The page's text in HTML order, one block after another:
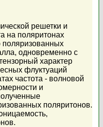
решетки и
на поляритонах
поляризованных
одновременно с
характер
флуктуаций
частота - волновой
и
поляритонов.